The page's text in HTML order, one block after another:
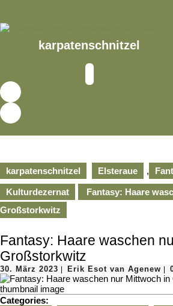
content
karpatenschnitzel
Button
karpatenschnitzel Elsteraue ,
Kulturdezernat
Fantasy: Haare
Großstorkwitz
Fantasy: Haare waschen
Großstorkwitz
30. März 2023 30.
März
2023
Erik Esot van Agenew
Categories: